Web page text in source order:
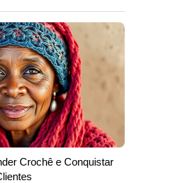
Crochê e Conquistar